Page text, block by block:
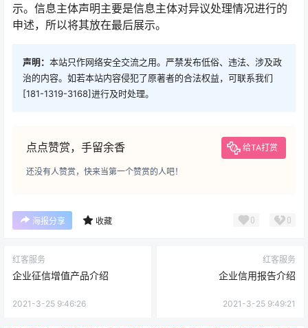
示。信息主体声明主要是信息主体对异议处理情况进行的
申述，所以将其放在最后展示。
声明： 本站只作网络安全交流之用。严禁发布低俗、违法、涉及政
治的内容。如若本站内容侵犯了原著者的合法权益，可联系我们
[181-1319-3168]进行及时处理。
点点赞赏，手留余香 给TA打赏
还没有人赞赏，快来当第一个赞赏的人吧！
海报分享 收藏 0 0
红客服务
企业征信增值产品介绍
2021-3-25 9:46:26
红客服务
企业信用报告介绍
2021-3-25 9:49:21